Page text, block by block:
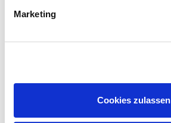
Marketing
Cookies zulassen
Onkologische Trainingstherapie
Selbsthilfegruppen